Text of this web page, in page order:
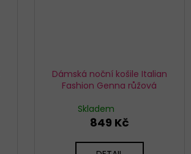
Dámská noční košile Italian
Fashion Genna růžová
Skladem
849 Kč